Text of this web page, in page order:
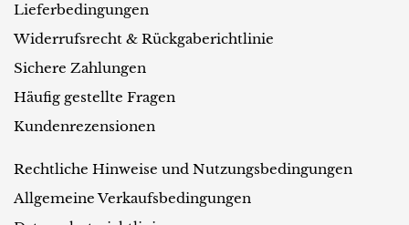
Lieferbedingungen
Widerrufsrecht & Rückgaberichtlinie
Sichere Zahlungen
Häufig gestellte Fragen
Kundenrezensionen
Rechtliche Hinweise und Nutzungsbedingungen
Allgemeine Verkaufsbedingungen